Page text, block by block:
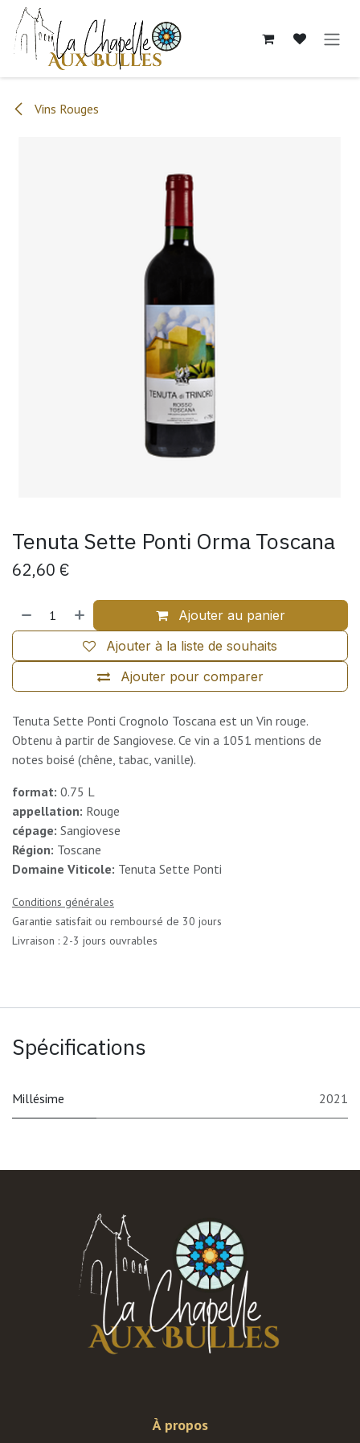
Se rendre au contenu
Vins Rouges
Tenuta Sette Ponti Orma Toscana
62,60 €
Ajouter au panier
Ajouter pour comparer
Ajouter à la liste de souhaits
Tenuta Sette Ponti Crognolo Toscana est un Vin rouge.
Obtenu à partir de Sangiovese. Ce vin a 1051 mentions de
notes boisé (chêne, tabac, vanille).
format: 0.75 L
appellation: Rouge
cépage: Sangiovese
Région: Toscane
Domaine Viticole: Tenuta Sette Ponti
Conditions générales
Garantie satisfait ou remboursé de 30 jours
Livraison : 2-3 jours ouvrables
Spécifications
Millésime 2021
À propos